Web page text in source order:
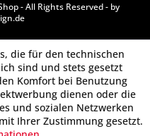
- All Rights Reserved - by
die für den technischen
sind und stets gesetzt
Komfort bei Benutzung
dienen oder die
und sozialen Netzwerken
Ihrer Zustimmung gesetzt.